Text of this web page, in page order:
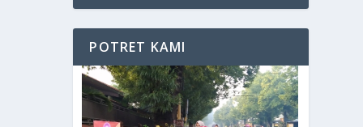
POTRET KAMI